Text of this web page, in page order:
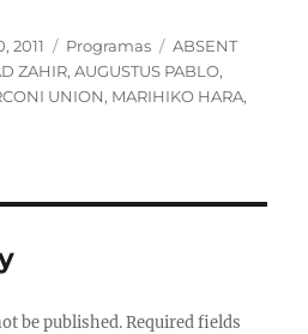
2011 Categories
Programas Tags
ABSENT
ZAHIR,AUGUSTUS PABLO,
UNION, MARIHIKO HARA,
be published. Required fields